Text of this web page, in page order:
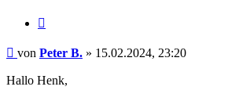
Beitrag
von Peter B. » 15.02.2024, 23:20
Hallo Henk,